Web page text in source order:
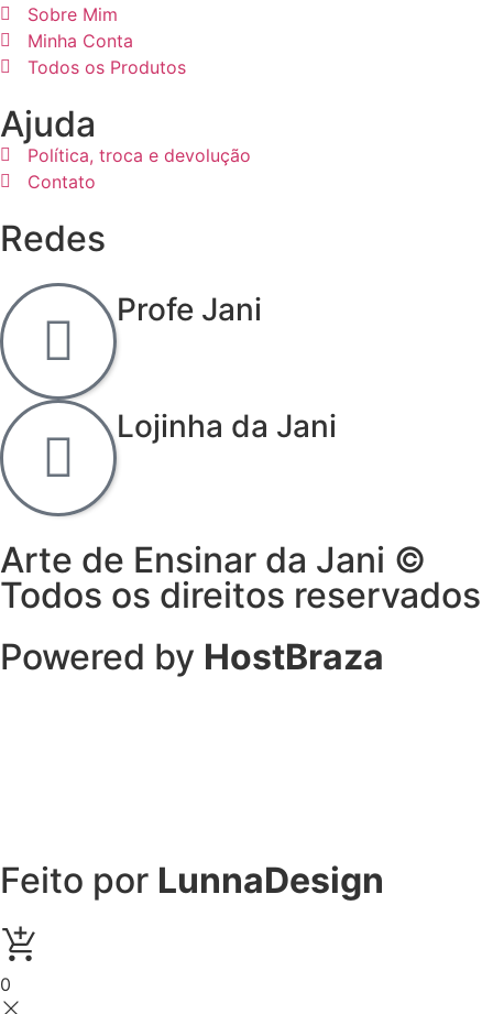
Sobre Mim
Minha Conta
Todos os Produtos
Ajuda
Política, troca e devolução
Contato
Redes
Profe Jani
Lojinha da Jani
Arte de Ensinar da Jani ©
Todos os direitos reservados
Powered by HostBraza
Feito por LunnaDesign
0